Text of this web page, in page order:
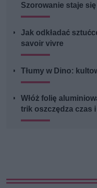
Szorowanie staje
Jak odkładać
savoir vivre
Tłumy w Dino:
Włóż folię
trik oszczędza czas